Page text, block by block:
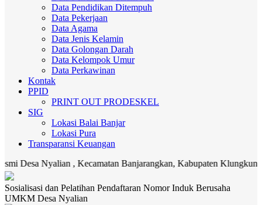
Data Pendidikan Ditempuh
Data Pekerjaan
Data Agama
Data Jenis Kelamin
Data Golongan Darah
Data Kelompok Umur
Data Perkawinan
Kontak
PPID
PRINT OUT PRODESKEL
SIG
Lokasi Balai Banjar
Lokasi Pura
Transparansi Keuangan
Nyalian , Kecamatan Banjarangkan, Kabupaten Klungkung.
Sosialisasi dan Pelatihan Pendaftaran Nomor Induk Berusaha
UMKM Desa Nyalian